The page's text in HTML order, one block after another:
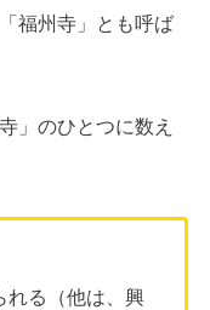
福州寺」とも呼ば
」のひとつに数え
れる（他は、興